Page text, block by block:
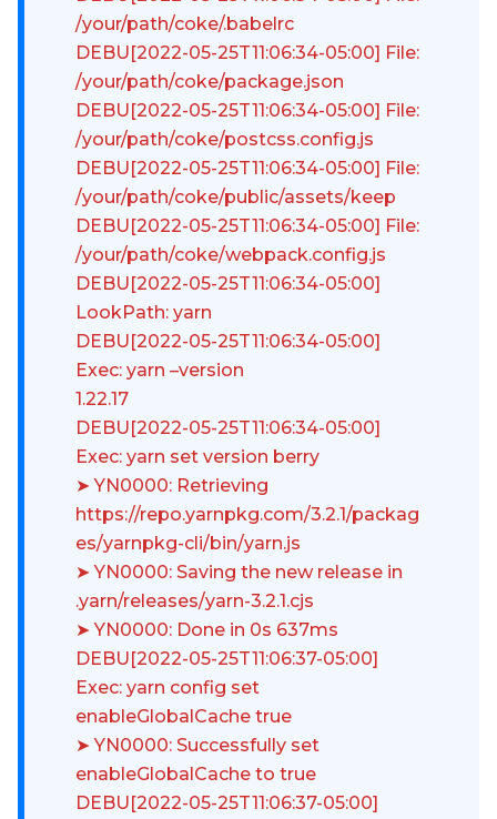
/your/path/coke/.babelrc
DEBU[2022-05-25T11:06:34-05:00] File:
/your/path/coke/package.json
DEBU[2022-05-25T11:06:34-05:00] File:
/your/path/coke/postcss.config.js
DEBU[2022-05-25T11:06:34-05:00] File:
/your/path/coke/public/assets/keep
DEBU[2022-05-25T11:06:34-05:00] File:
/your/path/coke/webpack.config.js
DEBU[2022-05-25T11:06:34-05:00]
LookPath: yarn
DEBU[2022-05-25T11:06:34-05:00]
Exec: yarn –version
1.22.17
DEBU[2022-05-25T11:06:34-05:00]
Exec: yarn set version berry
➤ YN0000: Retrieving
https://repo.yarnpkg.com/3.2.1/packag
es/yarnpkg-cli/bin/yarn.js
➤ YN0000: Saving the new release in
.yarn/releases/yarn-3.2.1.cjs
➤ YN0000: Done in 0s 637ms
DEBU[2022-05-25T11:06:37-05:00]
Exec: yarn config set
enableGlobalCache true
➤ YN0000: Successfully set
enableGlobalCache to true
DEBU[2022-05-25T11:06:37-05:00]